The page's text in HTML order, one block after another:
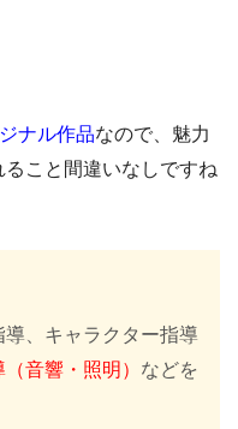
ナル作品なので、魅力
こと間違いなしですね
、キャラクター指導
音響・照明） などを